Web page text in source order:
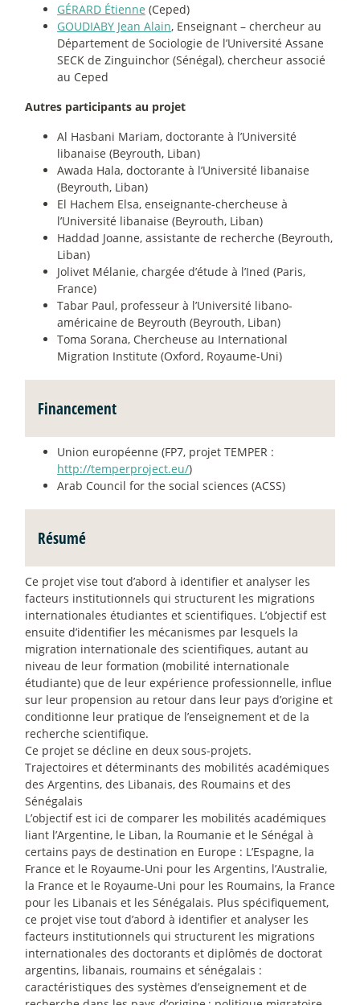
GÉRARD Étienne (Ceped)
GOUDIABY Jean Alain, Enseignant – chercheur au
Département de Sociologie de l’Université Assane
SECK de Zinguinchor (Sénégal), chercheur associé
au Ceped
Autres participants au projet
Al Hasbani Mariam, doctorante à l’Université
libanaise (Beyrouth, Liban)
Awada Hala, doctorante à l’Université libanaise
(Beyrouth, Liban)
El Hachem Elsa, enseignante-chercheuse à
l’Université libanaise (Beyrouth, Liban)
Haddad Joanne, assistante de recherche (Beyrouth,
Liban)
Jolivet Mélanie, chargée d’étude à l’Ined (Paris,
France)
Tabar Paul, professeur à l’Université libano-
américaine de Beyrouth (Beyrouth, Liban)
Toma Sorana, Chercheuse au International
Migration Institute (Oxford, Royaume-Uni)
Financement
Union européenne (FP7, projet TEMPER :
http://temperproject.eu/)
Arab Council for the social sciences (ACSS)
Résumé
Ce projet vise tout d’abord à identifier et analyser les
facteurs institutionnels qui structurent les migrations
internationales étudiantes et scientifiques. L’objectif est
ensuite d’identifier les mécanismes par lesquels la
migration internationale des scientifiques, autant au
niveau de leur formation (mobilité internationale
étudiante) que de leur expérience professionnelle, influe
sur leur propension au retour dans leur pays d’origine et
conditionne leur pratique de l’enseignement et de la
recherche scientifique.
Ce projet se décline en deux sous-projets.
Trajectoires et déterminants des mobilités académiques
des Argentins, des Libanais, des Roumains et des
Sénégalais
L’objectif est ici de comparer les mobilités académiques
liant l’Argentine, le Liban, la Roumanie et le Sénégal à
certains pays de destination en Europe : L’Espagne, la
France et le Royaume-Uni pour les Argentins, l’Australie,
la France et le Royaume-Uni pour les Roumains, la France
pour les Libanais et les Sénégalais. Plus spécifiquement,
ce projet vise tout d’abord à identifier et analyser les
facteurs institutionnels qui structurent les migrations
internationales des doctorants et diplômés de doctorat
argentins, libanais, roumains et sénégalais :
caractéristiques des systèmes d’enseignement et de